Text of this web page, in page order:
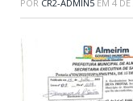
POR CR2-ADMIN5 EM 4